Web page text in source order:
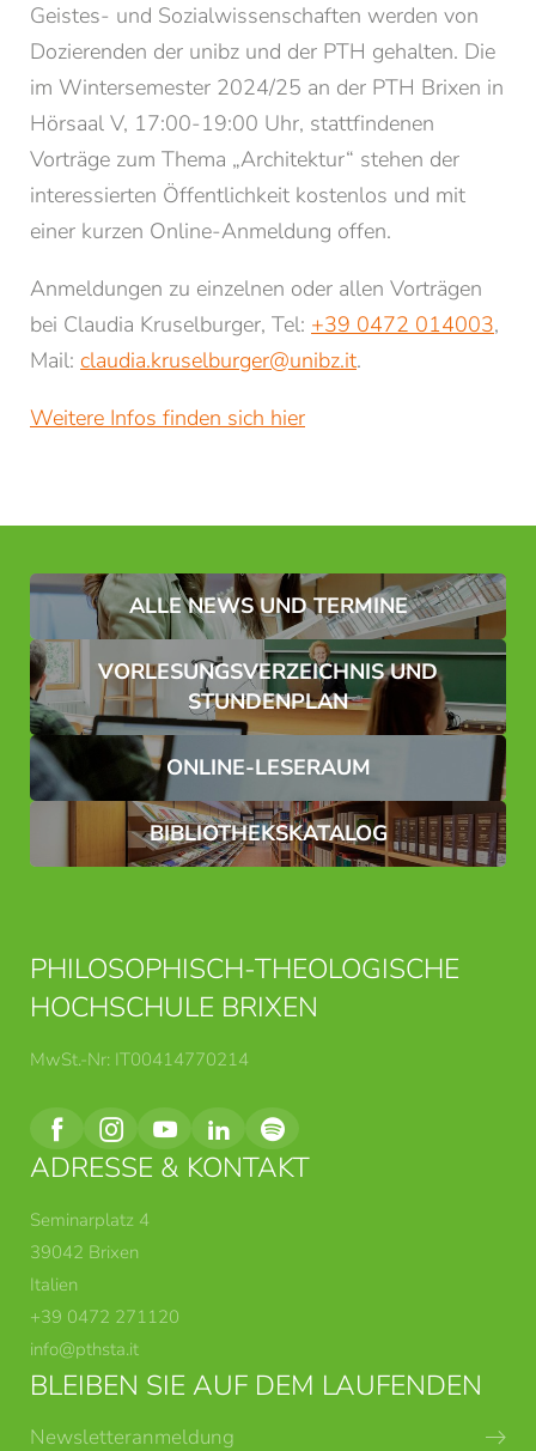
Geistes- und Sozialwissenschaften werden von
Dozierenden der unibz und der PTH gehalten. Die
im Wintersemester 2024/25 an der PTH Brixen in
Hörsaal V, 17:00-19:00 Uhr, stattfindenen
Vorträge zum Thema „Architektur“ stehen der
interessierten Öffentlichkeit kostenlos und mit
einer kurzen Online-Anmeldung offen.
Anmeldungen zu einzelnen oder allen Vorträgen
bei Claudia Kruselburger, Tel: +39 0472 014003,
Mail: claudia.kruselburger@unibz.it.
Weitere Infos finden sich hier
ALLE NEWS UND TERMINE
VORLESUNGSVERZEICHNIS UND
STUNDENPLAN
ONLINE-LESERAUM
BIBLIOTHEKSKATALOG
PHILOSOPHISCH-THEOLOGISCHE
HOCHSCHULE BRIXEN
MwSt.-Nr: IT00414770214
ADRESSE & KONTAKT
Seminarplatz 4
39042 Brixen
Italien
+39 0472 271120
info@pthsta.it
BLEIBEN SIE AUF DEM LAUFENDEN
Newsletteranmeldung
NEWSLETTERANMELDUNG
Anrede
Familie
E-Mail*
Einwilligung Marketing*
Anfragen